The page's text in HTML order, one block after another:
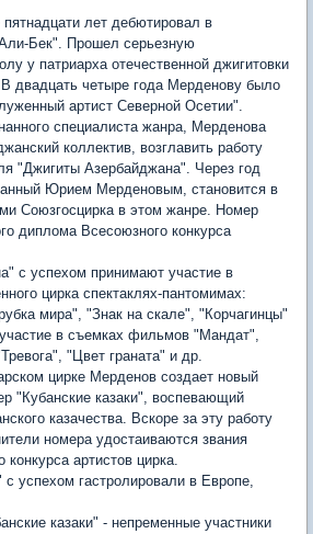
пятнадцати лет дебютировал в
Бек". Прошел серьезную
у патриарха отечественной джигитовки
двадцать четыре года Мерденову было
артист Северной Осетии".
специалиста жанра, Мерденова
коллектив, возглавить работу
"Джигиты Азербайджана". Через год
Юрием Мерденовым, становится в
Союзгосцирка в этом жанре. Номер
диплома Всесоюзного конкурса
с успехом принимают участие в
цирка спектаклях-пантомимах:
мира", "Знак на скале", "Корчагинцы"
в съемках фильмов "Мандат",
"Цвет граната" и др.
цирке Мерденов создает новый
"Кубанские казаки", воспевающий
казачества. Вскоре за эту работу
номера удостаиваются звания
артистов цирка.
с успехом гастролировали в Европе,
казаки" - непременные участники